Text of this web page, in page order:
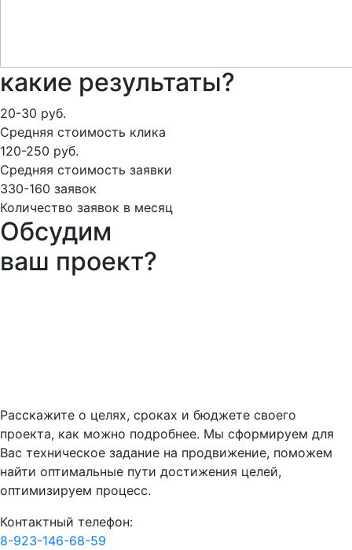
какие результаты?
20-30 руб.
Средняя стоимость клика
120-250 руб.
Средняя стоимость заявки
330-160 заявок
Количество заявок в месяц
Обсудим
ваш проект?
Расскажите о целях, сроках и бюджете своего
проекта, как можно подробнее. Мы сформируем для
Вас техническое задание на продвижение, поможем
найти оптимальные пути достижения целей,
оптимизируем процесс.
Контактный телефон:
8-923-146-68-59